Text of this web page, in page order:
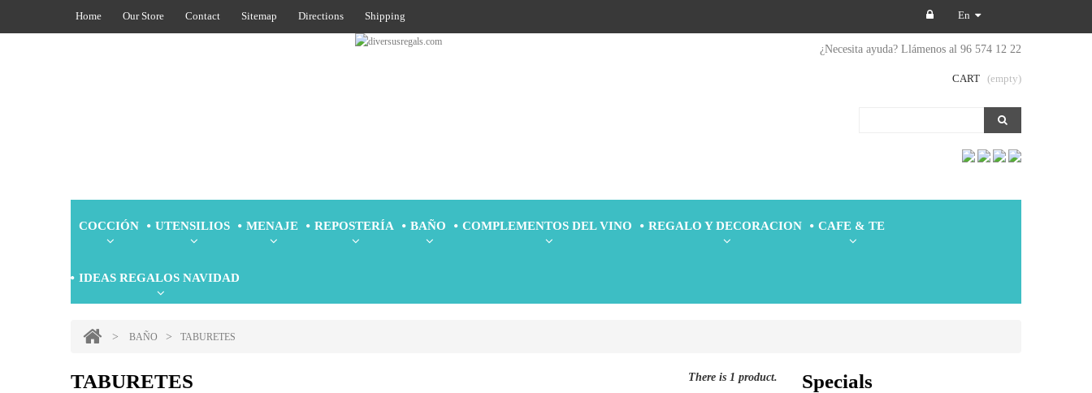
¿Necesita ayuda? Llámenos al 96 574 12 22
En
Home Our Store Contact Sitemap Directions Shipping
CART (empty)
COCCIÓN UTENSILIOS MENAJE REPOSTERÍA BAÑO COMPLEMENTOS DEL VINO REGALO Y DECORACION CAFE & TE
IDEAS REGALOS NAVIDAD
> BAÑO > TABURETES
TABURETES There is 1 product. Specials